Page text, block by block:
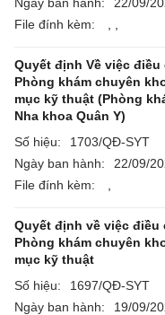
File đính kèm:
Quyết định Về việc
Phòng khám chuyên
mục kỹ thuật (Phòng
Nha khoa Quân Y)
Số hiệu:
1703/QĐ-SYT
Ngày ban hành:
22/09/
File đính kèm:
Quyết định về việc
Phòng khám chuyên
mục kỹ thuật
Số hiệu:
1697/QĐ-SYT
Ngày ban hành:
19/09/